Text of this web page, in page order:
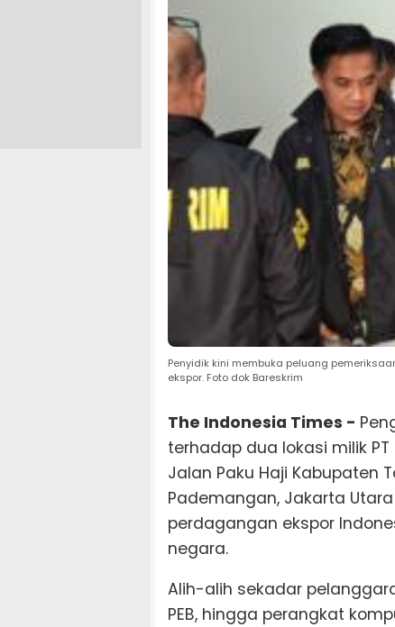
Penyidik kini membuka peluang
ekspor. Foto dok Bareskrim
The Indonesia Times -
terhadap dua lokasi milik
Jalan Paku Haji Kabupaten
Pademangan, Jakarta
perdagangan ekspor
negara.
Alih-alih sekadar
PEB, hingga perangkat